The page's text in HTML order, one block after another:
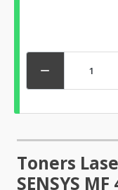

Toners
SENSYS MF